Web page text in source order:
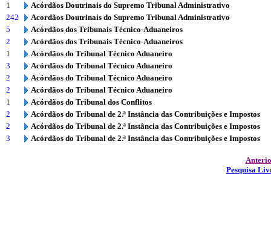
1
Acórdãos Doutrinais do Supremo Tribunal Administrativo
242
Acordãos Doutrinais do Supremo Tribunal Administrativo
5
Acórdãos dos Tribunais Técnico-Aduaneiros
2
Acórdãos dos Tribunais Técnico-Aduaneiros
1
Acórdãos do Tribunal Técnico Aduaneiro
3
Acórdãos do Tribunal Técnico Aduaneiro
2
Acórdãos do Tribunal Técnico Aduaneiro
2
Acórdãos do Tribunal Técnico Aduaneiro
1
Acórdãos do Tribunal dos Conflitos
2
Acórdãos do Tribunal de 2.ª Instância das Contribuições e Impostos
2
Acórdãos do Tribunal de 2.ª Instância das Contribuições e Impostos
3
Acórdãos do Tribunal de 2.ª Instância das Contribuições e Impostos
Pesquisa